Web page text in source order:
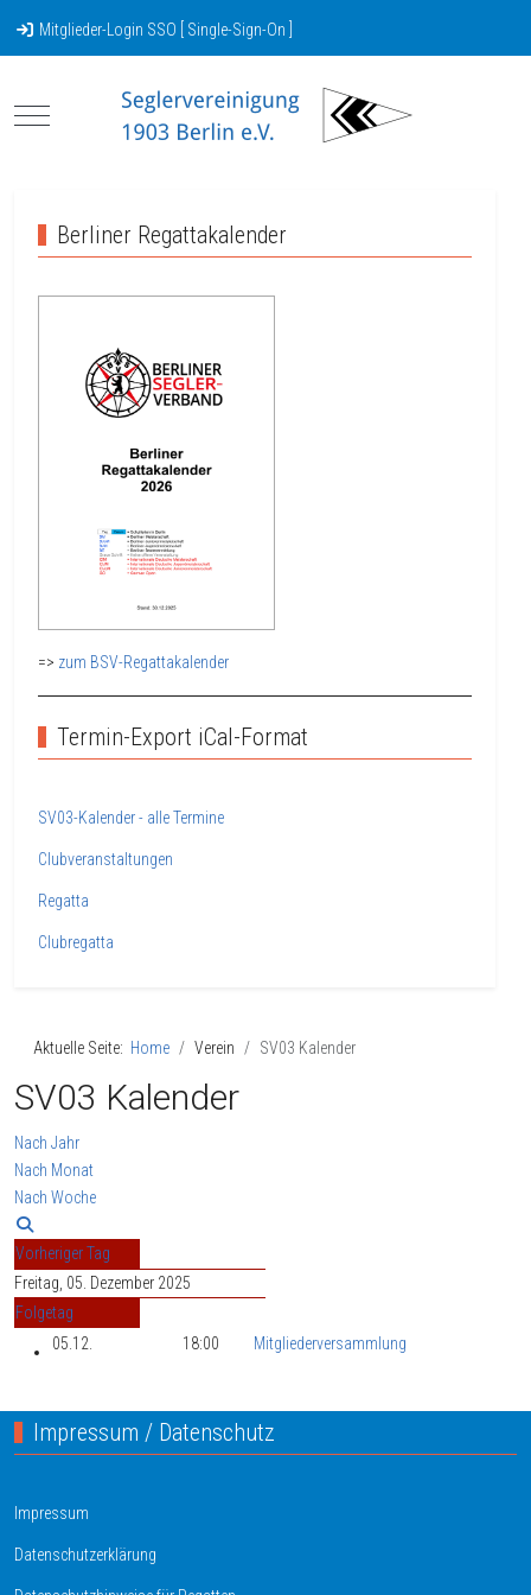
Mitglieder-Login SSO [ Single-Sign-On ]
Mobile Menu Toggle
Berliner Regattakalender
=> zum BSV-Regattakalender
Termin-Export iCal-Format
SV03-Kalender - alle Termine
Clubveranstaltungen
Regatta
Clubregatta
Aktuelle Seite: Home Verein SV03 Kalender
SV03 Kalender
Nach Jahr
Nach Monat
Nach Woche
Vorheriger Tag
Freitag, 05. Dezember 2025
Folgetag
05.12.
18:00 Mitgliederversammlung
Impressum / Datenschutz
Impressum
Datenschutzerklärung